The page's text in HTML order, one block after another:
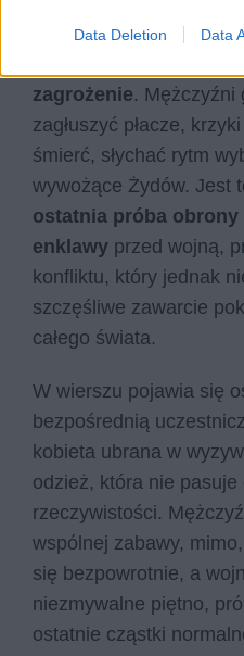
Data Deletion Data
nic wspólnego z
zagrożenie. Mężczyźni
zagłuszyć płacze,
śmierć, słychać rytm
wywożące Żydów. Jest
ostatnia próba obrony
enklawy przed wojną,
konfliktu, który jednak
szczęśliwe zawarcie
całego świata.
W wierszu pojawia się
bezpośrednią
kobieta ubrana w
odzież, która nie pasuje
rzeczywistości.
wspólnej zabawy,
się bezpowrotnie, a
niezmywalne piętno,
ostatnie cząstki